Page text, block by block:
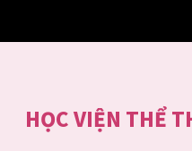
HỌC VIỆN THỂ